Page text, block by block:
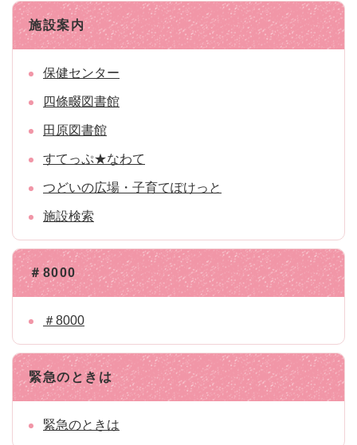
施設案内
保健センター
四條畷図書館
田原図書館
すてっぷ★なわて
つどいの広場・子育てぽけっと
施設検索
＃8000
＃8000
緊急のときは
緊急のときは